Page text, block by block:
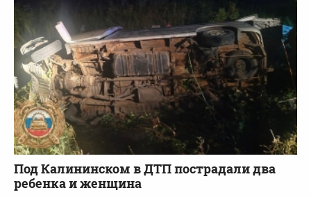
Под Калининском в ДТП пострадали два
ребенка и женщина